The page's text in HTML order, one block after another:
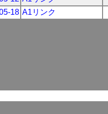
18 A1リンク